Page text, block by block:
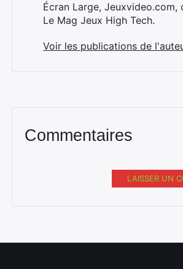
Écran Large, Jeuxvideo.com,
Le Mag Jeux High Tech.
Voir les publications de
Commentaires
LAISSER UN